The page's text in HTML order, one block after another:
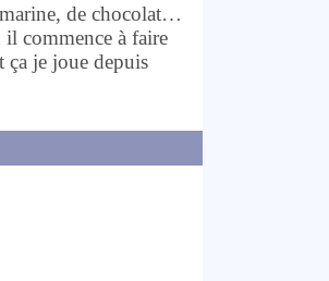
de chocolat…
il commence à faire
ça je joue depuis